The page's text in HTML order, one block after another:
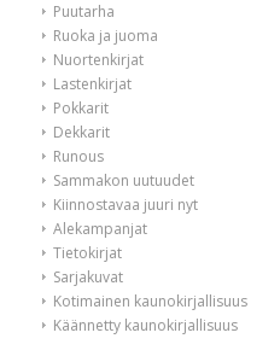
Puutarha
Ruoka ja juoma
Nuortenkirjat
Lastenkirjat
Pokkarit
Dekkarit
Runous
Sammakon uutuudet
Kiinnostavaa juuri nyt
Alekampanjat
Tietokirjat
Sarjakuvat
Kotimainen kaunokirjallisuus
Käännetty kaunokirjallisuus